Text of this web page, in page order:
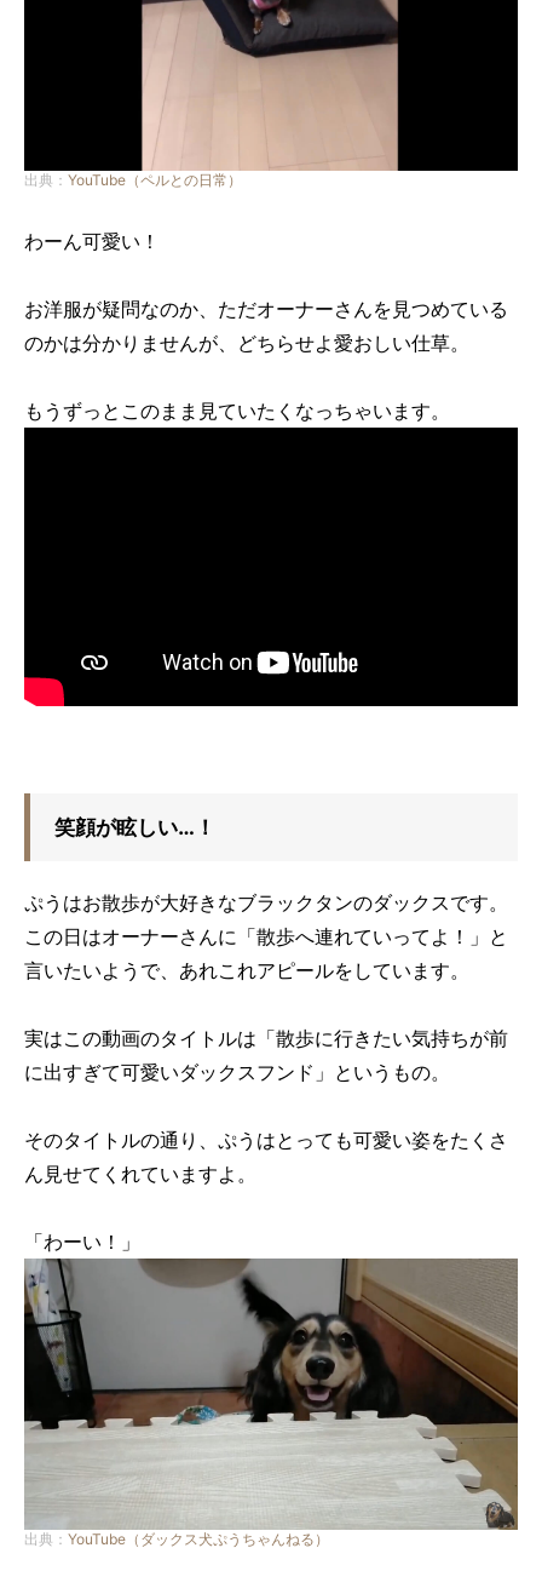
出典： YouTube（ペルとの日常）
わーん可愛い！
お洋服が疑問なのか、ただオーナーさんを見つめている
のかは分かりませんが、どちらせよ愛おしい仕草。
もうずっとこのまま見ていたくなっちゃいます。
笑顔が眩しい…！
ぷうはお散歩が大好きなブラックタンのダックスです。
この日はオーナーさんに「散歩へ連れていってよ！」と
言いたいようで、あれこれアピールをしています。
実はこの動画のタイトルは「散歩に行きたい気持ちが前
に出すぎて可愛いダックスフンド」というもの。
そのタイトルの通り、ぷうはとっても可愛い姿をたくさ
ん見せてくれていますよ。
「わーい！」
出典： YouTube（ダックス犬ぷうちゃんねる）